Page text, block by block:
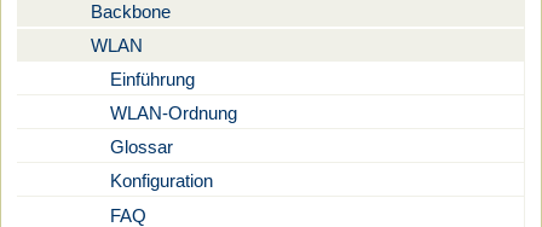
Backbone
WLAN
Einführung
WLAN-Ordnung
Glossar
Konfiguration
FAQ